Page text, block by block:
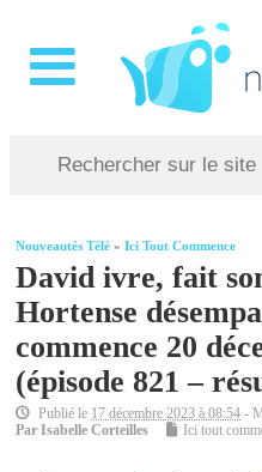
Nouveautés Télé »Ici Tout Commence
David ivre, fait
Hortense
commence 20
(épisode 821 –
Publié le 17 décembre 2023 à 08:54 -
ParIsabelle Corteilles Ici tout